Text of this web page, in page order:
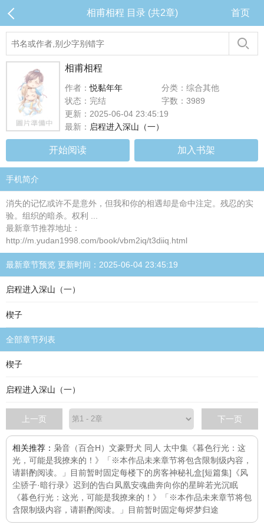
相甫相程 目录 (共2章) 首页
相甫相程
作者：悦黏年年
分类：综合其他
状态：完结
字数：3989
更新：2025-06-04 23:45:19
最新： 启程进入深山（一）
开始阅读 加入书架
手机简介
消失的记忆或许不是意外，但我和你的相遇却是命中注定。残忍的实
验。组织的暗杀。权利 ...
最新章节推荐地址：
http://m.yudan1998.com/book/vbm2iq/t3diiq.html
最新章节预览 更新时间：2025-06-04 23:45:19
启程进入深山（一）
楔子
全部章节列表
楔子
启程进入深山（一）
上一页 下一页
相关推荐： 枭音（百合H） 文豪野犬 同人 太中集 《暮色行光：这
光，可能是我撩来的！》「※本作品未来章节将包含限制级内容，
请斟酌阅读。」目前暂时固定每楼下的房客神秘礼盒[短篇集] 《风
尘骄子·暗行录》 迟到的告白 凤凰安魂曲奔向你的星眸若光沉眠
《暮色行光：这光，可能是我撩来的！》「※本作品未来章节将包
含限制级内容，请斟酌阅读。」目前暂时固定每烬梦归途